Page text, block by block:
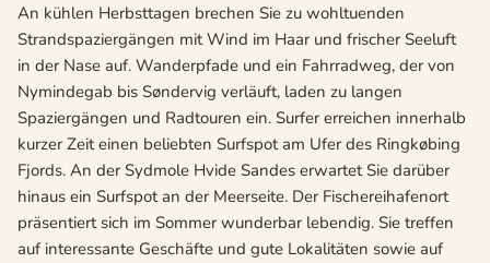
An kühlen Herbsttagen brechen Sie zu wohltuenden
Strandspaziergängen mit Wind im Haar und frischer Seeluft
in der Nase auf. Wanderpfade und ein Fahrradweg, der von
Nymindegab bis Søndervig verläuft, laden zu langen
Spaziergängen und Radtouren ein. Surfer erreichen innerhalb
kurzer Zeit einen beliebten Surfspot am Ufer des Ringkøbing
Fjords. An der Sydmole Hvide Sandes erwartet Sie darüber
hinaus ein Surfspot an der Meerseite. Der Fischereihafenort
präsentiert sich im Sommer wunderbar lebendig. Sie treffen
auf interessante Geschäfte und gute Lokalitäten sowie auf